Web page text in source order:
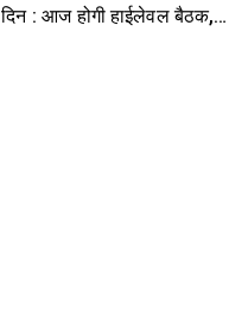
दिन : आज होगी हाईलेवल बैठक,